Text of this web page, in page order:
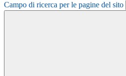
Campo di ricerca per le pagine del sito